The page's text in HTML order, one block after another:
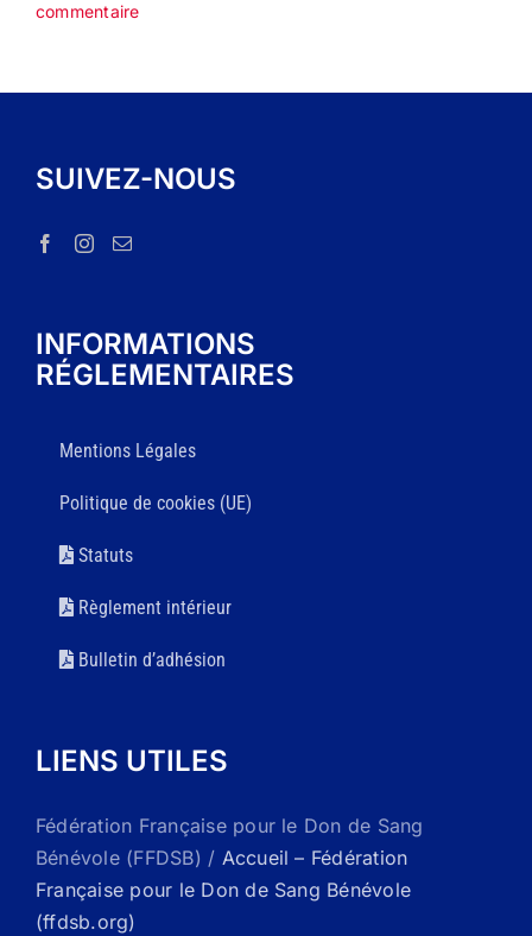
commentaire
SUIVEZ-NOUS
INFORMATIONS
RÉGLEMENTAIRES
Mentions Légales
Politique de cookies (UE)
Statuts
Règlement intérieur
Bulletin d’adhésion
LIENS UTILES
Fédération Française pour le Don de Sang
Bénévole (FFDSB) / Accueil – Fédération
Française pour le Don de Sang Bénévole
(ffdsb.org)